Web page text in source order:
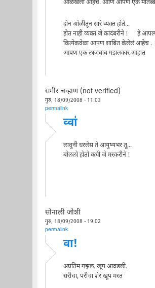
ओळखली आहेच. आणि आपण एक
दोन ओळींतून सारे व्यक्त होते...
होत नाही व्यक्त जे कादंबरीने ! हे
कित्येकवेळा आपण शाबित केलेलं आहेच .
आपण एक लाजबाब गझलकार आहात
समीर चव्हाण (not verified)
गुरु, 18/09/2008 - 11:03
permalink
व्वा॑
लावुनी धरलेस ते आयुष्यभर तू...
बोललो होतो कधी जे मस्करीने !
सोनाली जोशी
गुरु, 18/09/2008 - 19:02
permalink
वा!
अप्रतिम गझल. खूप आवडली.
सरीचा, परीचा शेर खूप मस्त